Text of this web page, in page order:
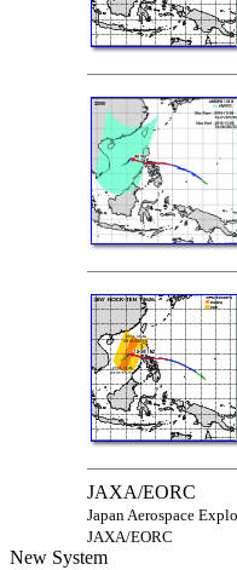
JAXA/EORC
Japan Aerospace
JAXA/EORC
New System